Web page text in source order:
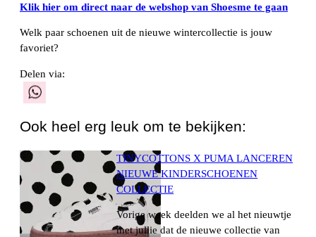
Klik hier om direct naar de webshop van Shoesme te gaan
Welk paar schoenen uit de nieuwe wintercollectie is jouw
favoriet?
Delen via:
Ook heel erg leuk om te bekijken:
TINYCOTTONS X PUMA LANCEREN
NIEUWE KINDERSCHOENEN
COLLECTIE
Vorige week deelden we al het nieuwtje
met jullie dat de nieuwe collectie van